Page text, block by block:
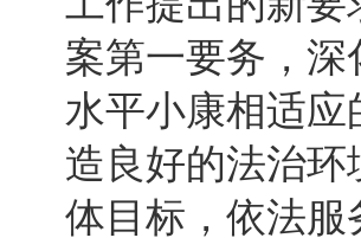
案第一要务，
水平小康相适应
造良好的法治环
体目标，依法